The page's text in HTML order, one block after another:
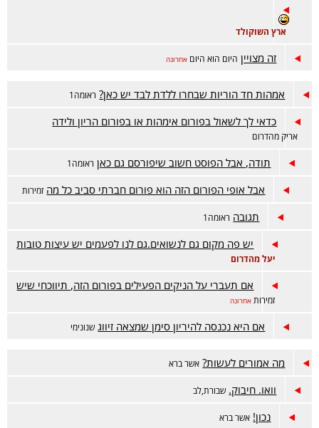
ארץ השוקולד
זה מצויין היום הוא היום אחרונה
אמהות חד הוריות שבחרו ללדת לבד יש כאן? ראומה1
כדאי לך לשאול בפורום אימהות או בפורום הריון ולידה
אריק מהדרום
תודה, אבל הפוסט חשוב שיפורסם גם כאן ראומה1
אבל אופי הפורום הזה הוא פורום חברתי סביב כל מה זמירות
תגובה ראומה1
יש פה מקום גם לנשואים.גם לנו לפעמים יש עיצות טובות
יעל מהדרום
אם תעברי על הניקים הפעילים בפורום הזה, תיווכחי שיש
זמירות אחרונה
אם היא נכנסה להיריון סימן שמצאה זיווג שנונימי
מה אמורים לעשות? אשר ברא
וואו. חיבוק. שבורת,לב
נכון! אשר ברא